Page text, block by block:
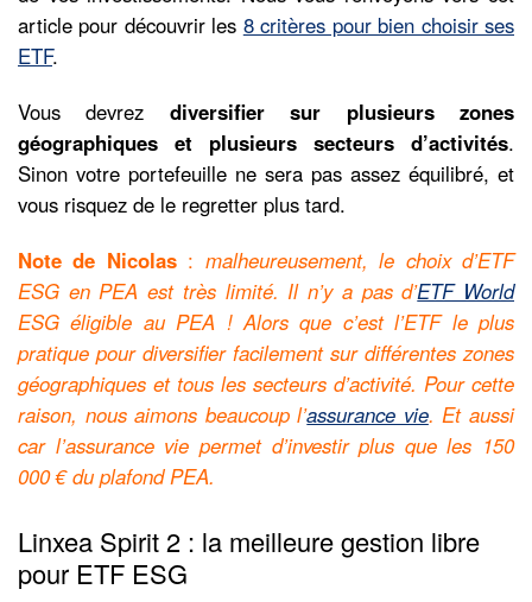
article pour découvrir les 8 critères pour bien choisir ses
ETF.
Vous devrez diversifier sur plusieurs zones
géographiques et plusieurs secteurs d’activités.
Sinon votre portefeuille ne sera pas assez équilibré, et
vous risquez de le regretter plus tard.
Note de Nicolas: malheureusement, le choix d’ETF
ESG en PEA est très limité. Il n’y a pas d’ETF World
ESG éligible au PEA ! Alors que c’est l’ETF le plus
pratique pour diversifier facilement sur différentes zones
géographiques et tous les secteurs d’activité. Pour cette
raison, nous aimons beaucoup l’assurance vie. Et aussi
car l’assurance vie permet d’investir plus que les 150
000 € du plafond PEA.
Linxea Spirit 2 : la meilleure gestion libre
pour ETF ESG